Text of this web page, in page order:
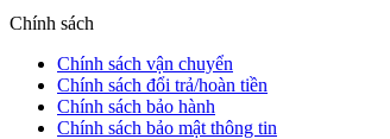
Chính sách
Chính sách vận chuyển
Chính sách đổi trả/hoàn tiền
Chính sách bảo hành
Chính sách bảo mật thông tin